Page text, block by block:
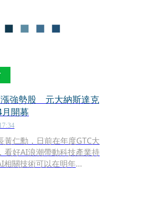
強勢股 元大納斯達克
月開募
黃仁勳，日前在年度GTC大
看好AI浪潮帶動科技產業持
相關技術可以在明年